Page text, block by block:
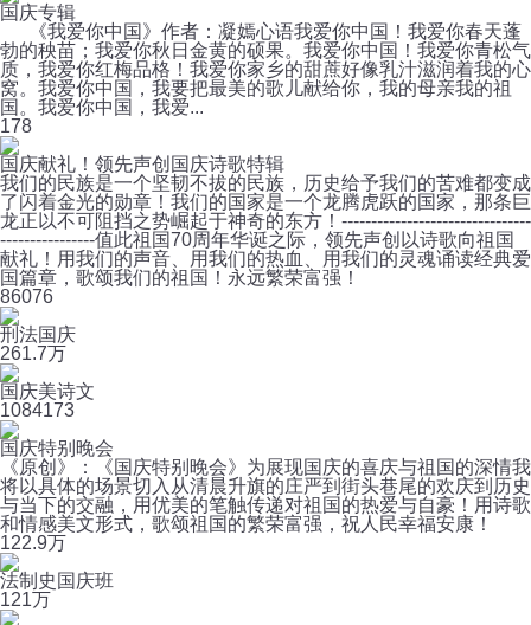
国庆专辑
《我爱你中国》作者：凝嫣心语我爱你中国！我爱你春天蓬
勃的秧苗；我爱你秋日金黄的硕果。我爱你中国！我爱你青松气
质，我爱你红梅品格！我爱你家乡的甜蔗好像乳汁滋润着我的心
窝。我爱你中国，我要把最美的歌儿献给你，我的母亲我的祖
国。我爱你中国，我爱...
178
国庆献礼！领先声创国庆诗歌特辑
我们的民族是一个坚韧不拔的民族，历史给予我们的苦难都变成
了闪着金光的勋章！我们的国家是一个龙腾虎跃的国家，那条巨
龙正以不可阻挡之势崛起于神奇的东方！--------------------------------
----------------值此祖国70周年华诞之际，领先声创以诗歌向祖国
献礼！用我们的声音、用我们的热血、用我们的灵魂诵读经典爱
国篇章，歌颂我们的祖国！永远繁荣富强！
86076
刑法国庆
261.7万
国庆美诗文
1084173
国庆特别晚会
《原创》：《国庆特别晚会》为展现国庆的喜庆与祖国的深情我
将以具体的场景切入从清晨升旗的庄严到街头巷尾的欢庆到历史
与当下的交融，用优美的笔触传递对祖国的热爱与自豪！用诗歌
和情感美文形式，歌颂祖国的繁荣富强，祝人民幸福安康！
122.9万
法制史国庆班
121万